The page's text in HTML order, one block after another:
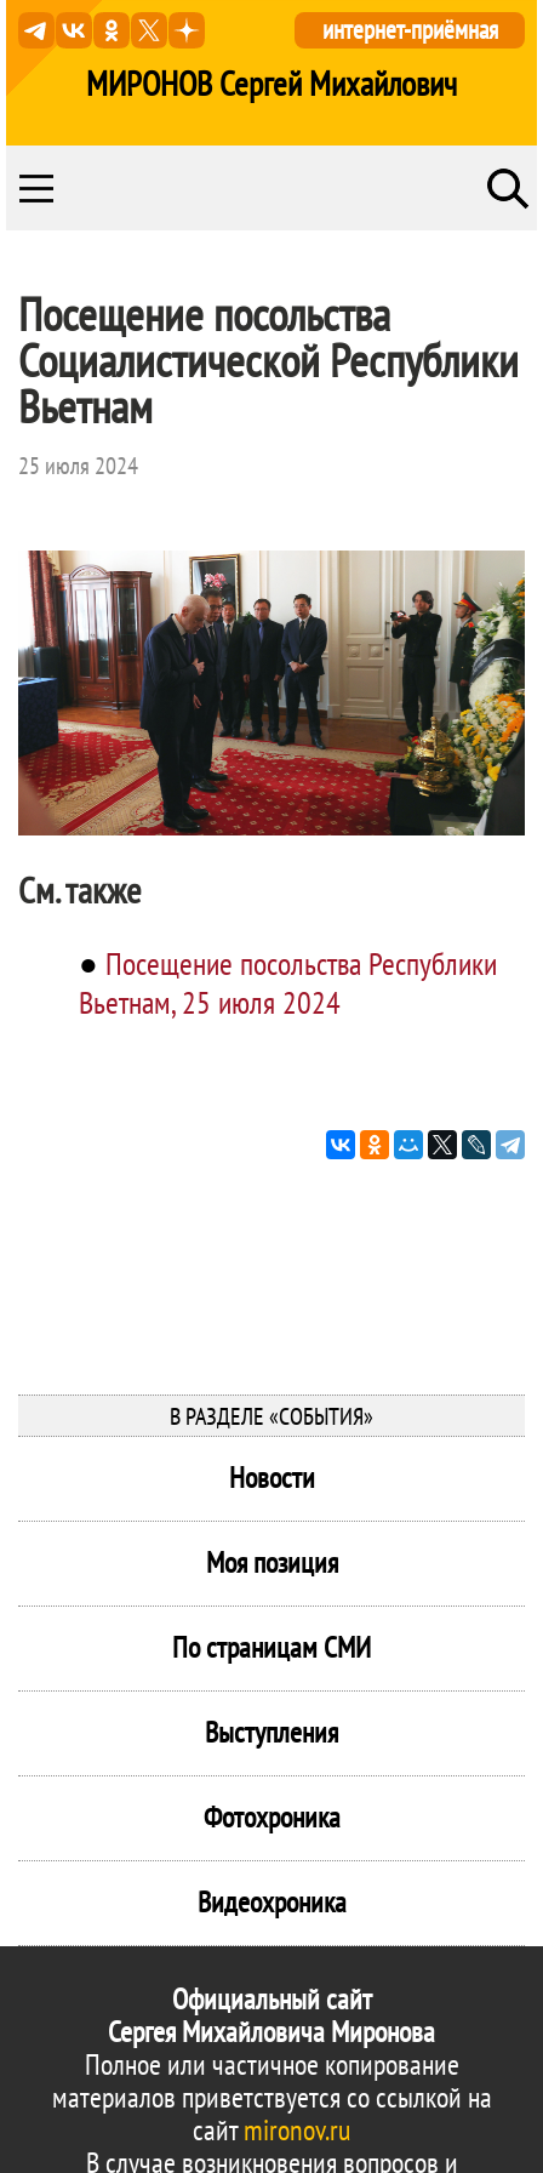
МИРОНОВ Сергей Михайлович
интернет-приёмная
Посещение посольства
Социалистической Республики
Вьетнам
25 июля 2024
См. также
● Посещение посольства Республики
Вьетнам, 25 июля 2024
В РАЗДЕЛЕ «СОБЫТИЯ»
Новости
Моя позиция
По страницам СМИ
Выступления
Фотохроника
Видеохроника
Официальный сайт
Сергея Михайловича Миронова
Полное или частичное копирование
материалов приветствуется со ссылкой на
сайтmironov.ru
В случае возникновения вопросов и